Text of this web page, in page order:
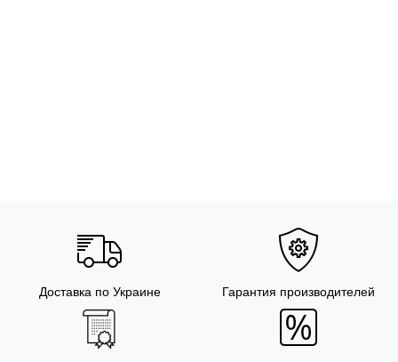
Доставка по Украине Гарантия производителей